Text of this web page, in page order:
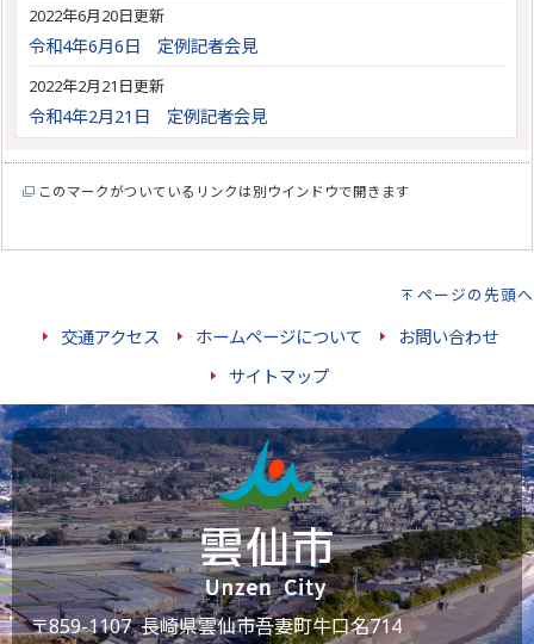
2022年6月20日更新
令和4年6月6日 定例記者会見
2022年2月21日更新
令和4年2月21日 定例記者会見
このマークがついているリンクは別ウインドウで開きます
ページの先頭へ
交通アクセス ホームページについて
お問い合わせ
サイトマップ
〒859-1107 長崎県雲仙市吾妻町牛口名714